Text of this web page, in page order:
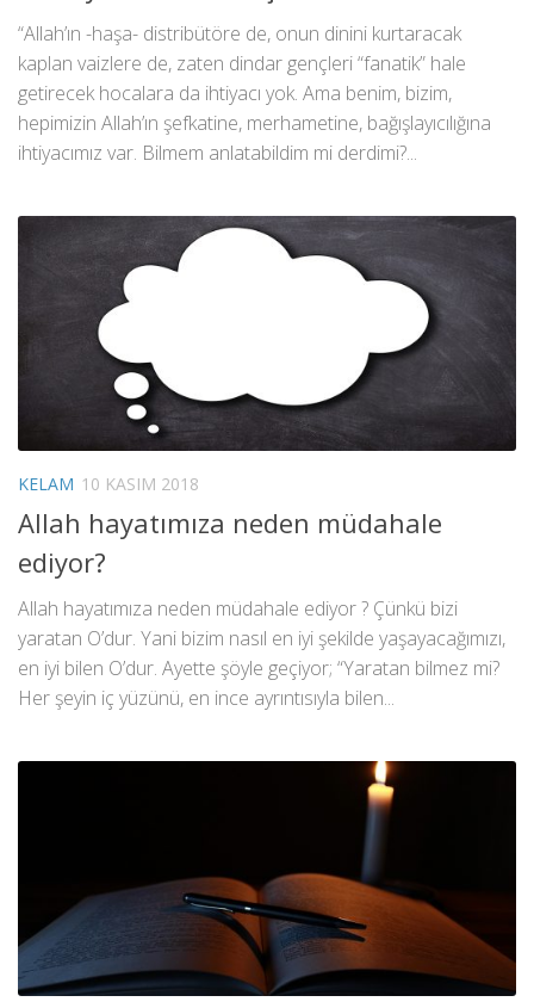
“Allah’ın -haşa- distribütöre de, onun dinini kurtaracak
kaplan vaizlere de, zaten dindar gençleri “fanatik” hale
getirecek hocalara da ihtiyacı yok. Ama benim, bizim,
hepimizin Allah’ın şefkatine, merhametine, bağışlayıcılığına
ihtiyacımız var. Bilmem anlatabildim mi derdimi?...
KELAM 10 KASIM 2018
Allah hayatımıza neden müdahale
ediyor?
Allah hayatımıza neden müdahale ediyor ? Çünkü bizi
yaratan O’dur. Yani bizim nasıl en iyi şekilde yaşayacağımızı,
en iyi bilen O’dur. Ayette şöyle geçiyor; “Yaratan bilmez mi?
Her şeyin iç yüzünü, en ince ayrıntısıyla bilen...